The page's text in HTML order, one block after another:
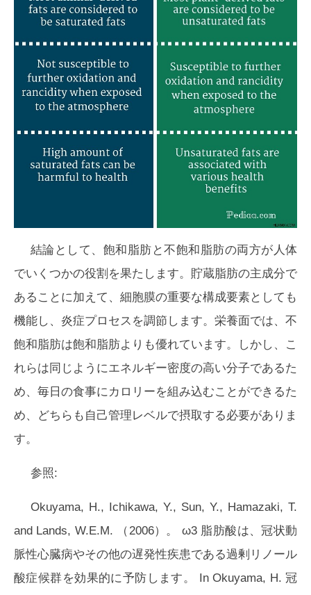
結論として、飽和脂肪と不飽和脂肪の両方が人体
でいくつかの役割を果たします。貯蔵脂肪の主成分で
あることに加えて、細胞膜の重要な構成要素としても
機能し、炎症プロセスを調節します。栄養面では、不
飽和脂肪は飽和脂肪よりも優れています。しかし、こ
れらは同じようにエネルギー密度の高い分子であるた
め、毎日の食事にカロリーを組み込むことができるた
め、どちらも自己管理レベルで摂取する必要がありま
す。
参照:
Okuyama, H., Ichikawa, Y., Sun, Y., Hamazaki, T.
and Lands, W.E.M. （2006）。 ω3 脂肪酸は、冠状動
脈性心臓病やその他の遅発性疾患である過剰リノール
酸症候群を効果的に予防します。 In Okuyama, H. 冠